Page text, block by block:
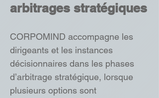
arbitrages stratégiques
CORPOMIND accompagne les
dirigeants et les instances
décisionnaires dans les phases
d’arbitrage stratégique, lorsque
plusieurs options sont